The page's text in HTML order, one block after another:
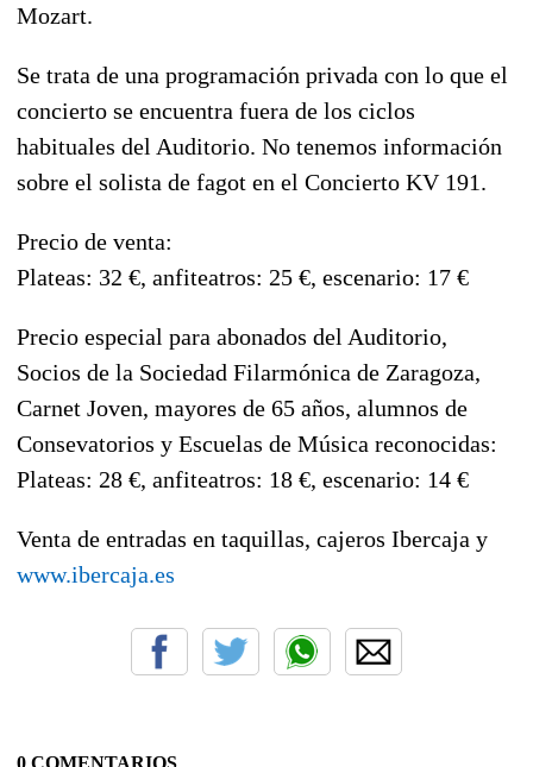
Mozart.
Se trata de una programación privada con lo que el
concierto se encuentra fuera de los ciclos
habituales del Auditorio. No tenemos información
sobre el solista de fagot en el Concierto KV 191.
Precio de venta:
Plateas: 32 €, anfiteatros: 25 €, escenario: 17 €
Precio especial para abonados del Auditorio,
Socios de la Sociedad Filarmónica de Zaragoza,
Carnet Joven, mayores de 65 años, alumnos de
Consevatorios y Escuelas de Música reconocidas:
Plateas: 28 €, anfiteatros: 18 €, escenario: 14 €
Venta de entradas en taquillas, cajeros Ibercaja y
www.ibercaja.es
0 COMENTARIOS